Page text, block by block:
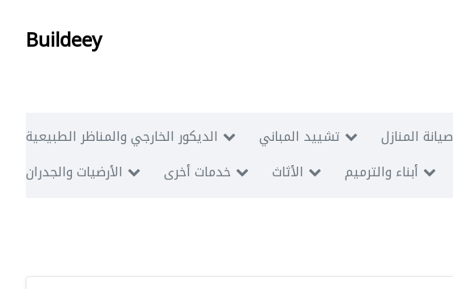
Buildeey
الديكور الخارجي والمناظر الطبيعية تشييد المباني صيانة المنازل
الأرضيات والجدران
خدمات أخرى الأثاث أبناء والترميم